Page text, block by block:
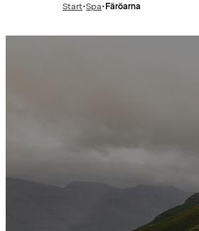
Start•Föregående
Spa•Färöarna